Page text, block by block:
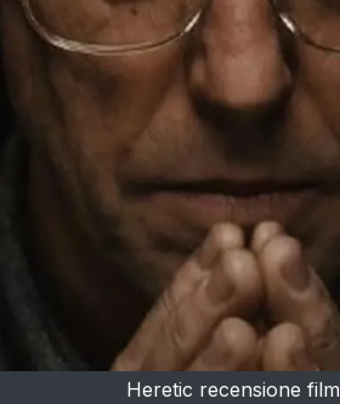
Heretic recensione film